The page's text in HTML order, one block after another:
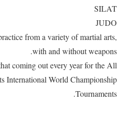
SILAT
JUDO
from a variety of martial arts,
with and without weapons.
coming out every year for the All
International World Championship
Tournaments.